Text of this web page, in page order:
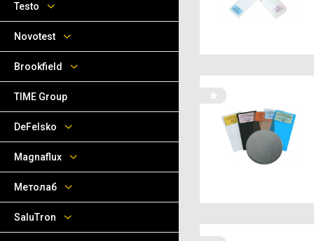
Testo
Novotest
Brookfield
TIME Group
DeFelsko
Magnaflux
Метолаб
SaluTron